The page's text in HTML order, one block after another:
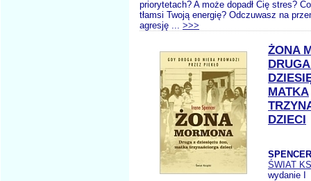
priorytetach? A może dopadł Cię stres?
tłamsi Twoją energię? Odczuwasz na
agresję ... >>>
ŻONA
MATKA
DZIECI
ŚWIAT
wydanie I